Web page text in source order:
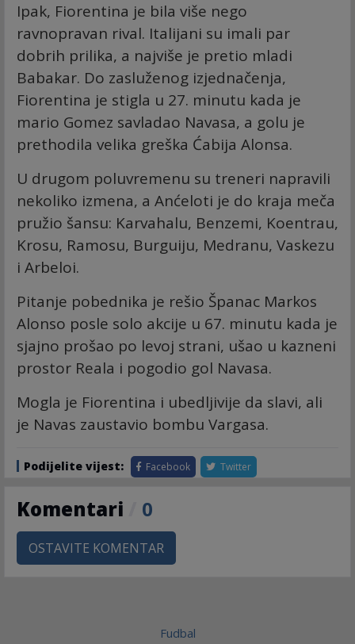
Ipak, Fiorentina je bila više nego
ravnopravan rival. Italijani su imali par
dobrih prilika, a najviše je pretio mladi
Babakar. Do zasluženog izjednačenja,
Fiorentina je stigla u 27. minutu kada je
mario Gomez savladao Navasa, a golu je
prethodila velika greška Ćabija Alonsa.
U drugom poluvremenu su treneri napravili
nekoliko izmena, a Anćeloti je do kraja meča
pružio šansu: Karvahalu, Benzemi, Koentrau,
Krosu, Ramosu, Burguiju, Medranu, Vaskezu
i Arbeloi.
Pitanje pobednika je rešio Španac Markos
Alonso posle solo akcije u 67. minutu kada je
sjajno prošao po levoj strani, ušao u kazneni
prostor Reala i pogodio gol Navasa.
Mogla je Fiorentina i ubedljivije da slavi, ali
je Navas zaustavio bombu Vargasa.
Podijelite vijest: Facebook Twitter
Komentari 0
OSTAVITE KOMENTAR
Fudbal